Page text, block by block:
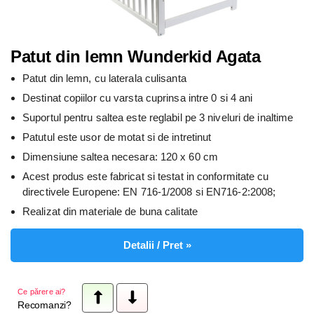
Patut din lemn Wunderkid Agata
Patut din lemn, cu laterala culisanta
Destinat copiilor cu varsta cuprinsa intre 0 si 4 ani
Suportul pentru saltea este reglabil pe 3 niveluri de inaltime
Patutul este usor de motat si de intretinut
Dimensiune saltea necesara: 120 x 60 cm
Acest produs este fabricat si testat in conformitate cu
directivele Europene: EN 716-1/2008 si EN716-2:2008;
Realizat din materiale de buna calitate
Detalii / Pret »
Ce părere ai?
Recomanzi?